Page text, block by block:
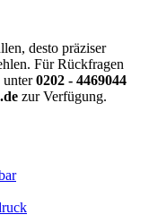
desto präziser
Für Rückfragen
unter0202 - 4469044
zur Verfügung.